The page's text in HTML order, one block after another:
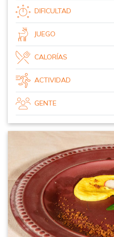
DIFICULTAD
JUEGO
CALORÍAS
ACTIVIDAD
GENTE